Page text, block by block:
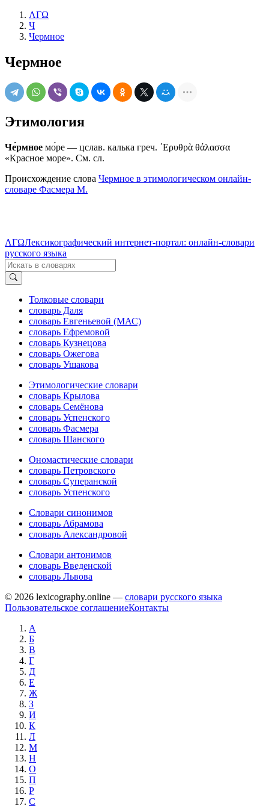
ΛΓΩ
Ч
Чермное
Чермное
Этимология
Че́рмное мо́ре — цслав. калька греч. ᾽Ερυθρὰ θάλασσα
«Красное море». См. сл.
Происхождение слова Чермное в этимологическом онлайн-
словаре Фасмера М.
ΛΓΩЛексикографический интернет-портал: онлайн-словари
русского языка
Толковые словари
словарь Даля
словарь Евгеньевой (МАС)
словарь Ефремовой
словарь Кузнецова
словарь Ожегова
словарь Ушакова
Этимологические словари
словарь Крылова
словарь Семёнова
словарь Успенского
словарь Фасмера
словарь Шанского
Ономастические словари
словарь Петровского
словарь Суперанской
словарь Успенского
Словари синонимов
словарь Абрамова
словарь Александровой
Словари антонимов
словарь Введенской
словарь Львова
© 2026 lexicography.online — словари русского языка
Пользовательское соглашениеКонтакты
А
Б
В
Г
Д
Е
Ж
З
И
К
Л
М
Н
О
П
Р
С